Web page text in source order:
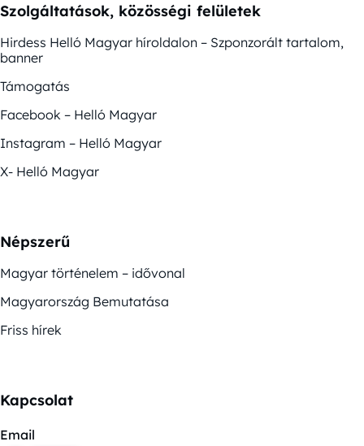
Szolgáltatások, közösségi felületek
Hirdess Helló Magyar híroldalon – Szponzorált tartalom,
banner
Támogatás
Facebook – Helló Magyar
Instagram – Helló Magyar
X- Helló Magyar
Népszerű
Magyar történelem – idővonal
Magyarország Bemutatása
Friss hírek
Kapcsolat
Email